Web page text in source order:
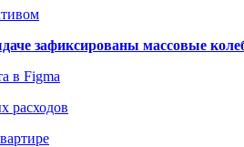
зафиксированы массовые
в Figma
расходов